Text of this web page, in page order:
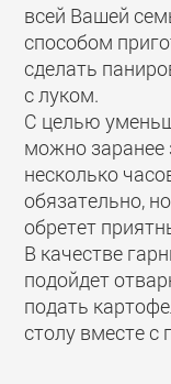
всей Вашей
способом
сделать
с луком.
С целью
можно заранее
несколько
обязательно,
обретет
В качестве
подойдет
подать
столу вместе